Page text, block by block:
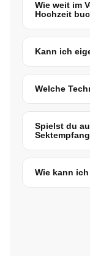
Wie weit im
Hochzeit
Kann ich
Welche
Spielst du
Wie kann